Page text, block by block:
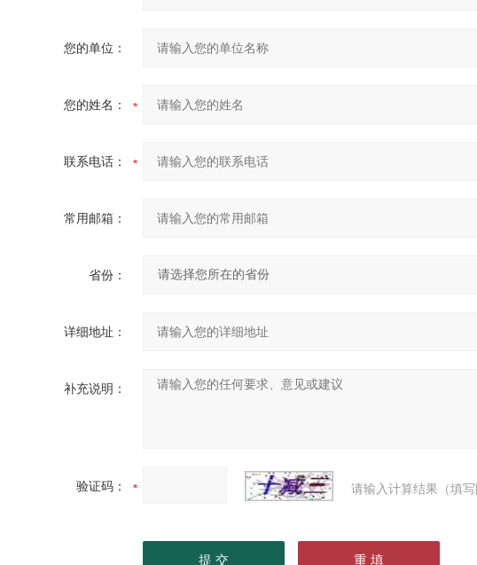
您的单位：
您的姓名：
联系电话：
常用邮箱：
省份：
详细地址：
补充说明：
验证码： 请输入计算结果（填